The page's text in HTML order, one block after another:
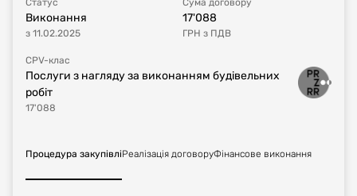
Статус
Виконання
з 11.02.2025
Сума договору
17'088
ГРН з ПДВ
CPV-клас
Послуги з нагляду за виконанням будівельних
робіт
17'088
Процедура закупівліРеалізація договоруФінансове виконання